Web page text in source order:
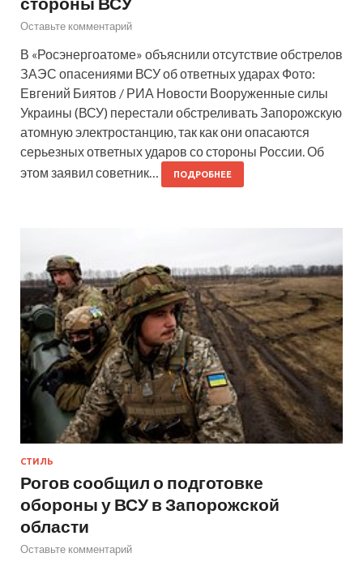
Оставьте комментарий
В «Росэнергоатоме» объяснили отсутствие обстрелов
ЗАЭС опасениями ВСУ об ответных ударах Фото:
Евгений Биятов / РИА Новости Вооруженные силы
Украины (ВСУ) перестали обстреливать Запорожскую
атомную электростанцию, так как они опасаются
серьезных ответных ударов со стороны России. Об
этом заявил советник…
ПОДРОБНЕЕ
СТИЛЬ
Рогов сообщил о подготовке
обороны у ВСУ в Запорожской
области
Оставьте комментарий